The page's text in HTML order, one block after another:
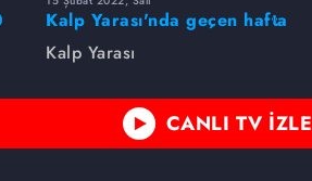
Kalp Yarası'nda geçen hafta
neler oldu?
Kalp Yarası
CANLI TV İZLE